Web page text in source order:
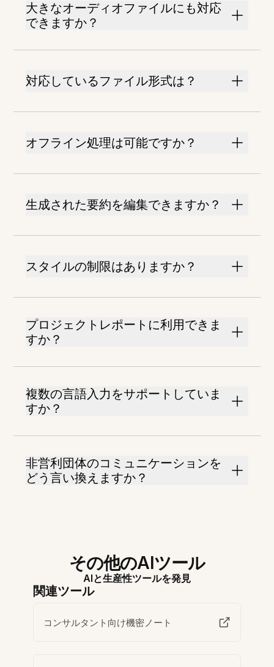
大きなオーディオファイルにも対応
できますか？
対応しているファイル形式は？
オフライン処理は可能ですか？
生成された要約を編集できますか？
スタイルの制限はありますか？
プロジェクトレポートに利用できま
すか？
複数の言語入力をサポートしていま
すか？
非営利団体のコミュニケーションを
どう言い換えますか？
その他のAIツール
AIと生産性ツールを発見
関連ツール
コンサルタント向け機密ノート